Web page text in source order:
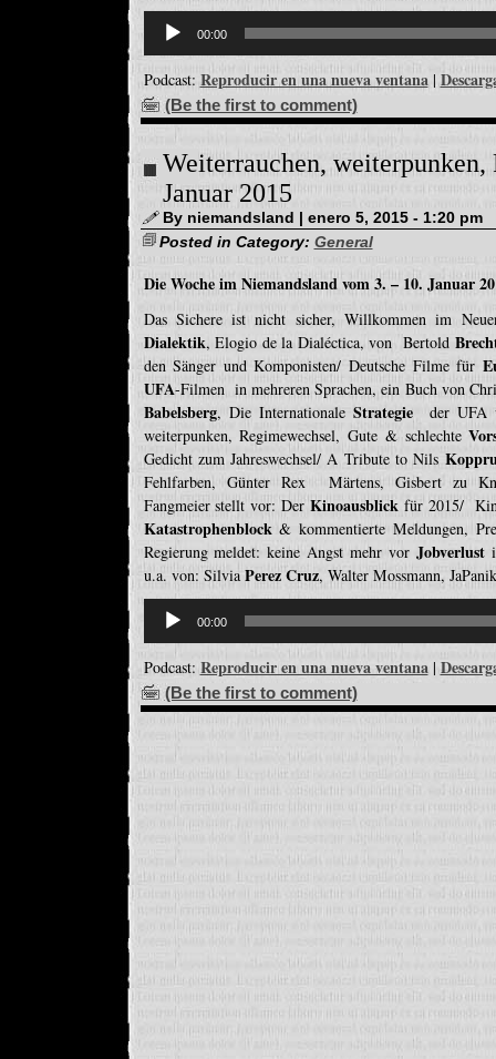
audio
00:00
Podcast: Reproducir en una nueva ventana|
(Be the first to comment)
Weiterrauchen, weiterpunken,
Januar 2015
By niemandsland | enero 5, 2015 - 1:20 pm
Posted in Category: General
Die Woche im Niemandsland vom 3. – 10. Januar
Das Sichere ist nicht sicher, Willkommen im
Dialektik, Elogio de la Dialéctica, von Bertold
den Sänger und Komponisten/ Deutsche Filme für
UFA-Filmen in mehreren Sprachen, ein Buch von
Babelsberg, Die Internationale Strategieder UFA
weiterpunken, Regimewechsel, Gute & schlechte
Gedicht zum Jahreswechsel/ A Tribute to Nils
Fehlfarben, Günter Rex Märtens, Gisbert zu
Fangmeier stellt vor: Der Kinoausblickfür 2015/
Katastrophenblock& kommentierte Meldungen,
Regierung meldet: keine Angst mehr vor Jobverlust
u.a. von: SilviaPerez Cruz, Walter Mossmann,
audio
00:00
Podcast: Reproducir en una nueva ventana|
(Be the first to comment)